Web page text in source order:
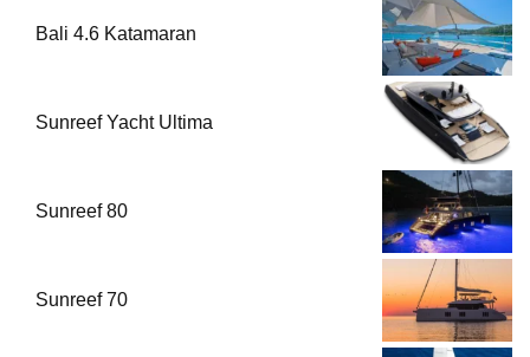
Bali 4.6 Katamaran
Sunreef Yacht Ultima
Sunreef 80
Sunreef 70